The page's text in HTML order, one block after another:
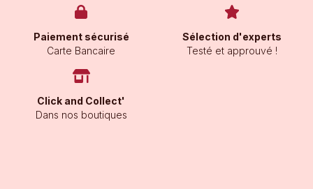
Paiement sécurisé
Carte Bancaire
Sélection d'experts
Testé et approuvé !
Click and Collect'
Dans nos boutiques